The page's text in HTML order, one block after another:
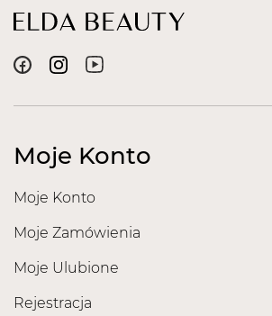
Moje Konto
Moje Konto
Moje Zamówienia
Moje Ulubione
Rejestracja